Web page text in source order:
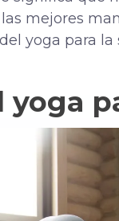
mejores
yoga para la